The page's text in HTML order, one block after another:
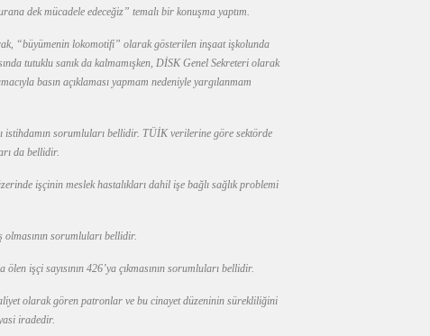
dek mücadele edeceğiz” temalı bir konuşma yaptım.
“büyümenin lokomotifi” olarak gösterilen inşaat işkolunda
tutuklu sanık da kalmamışken, DİSK Genel Sekreteri olarak
basın açıklaması yapmam nedeniyle yargılanmam
istihdamın sorumluları bellidir. TÜİK verilerine göre sektörde
da bellidir.
işçinin meslek hastalıkları dahil işe bağlı sağlık problemi
olmasının sorumluları bellidir.
işçi sayısının 426’ya çıkmasının sorumluları bellidir.
olarak gören patronlar ve bu cinayet düzeninin sürekliliğini
iradedir.